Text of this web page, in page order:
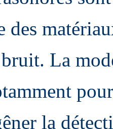
des
La
la